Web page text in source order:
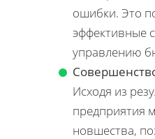
ошибки. Это
эффективные
управлению
Исходя из
предприятия
новшества,